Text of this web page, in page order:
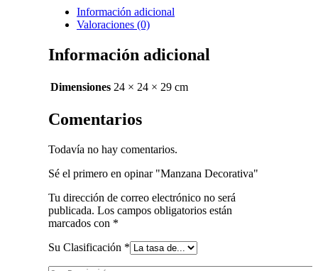
Información adicional
Valoraciones (0)
Información adicional
Dimensiones 24 × 24 × 29 cm
Comentarios
Todavía no hay comentarios.
Sé el primero en opinar "Manzana Decorativa"
Tu dirección de correo electrónico no será
publicada. Los campos obligatorios están
marcados con *
Su Clasificación *